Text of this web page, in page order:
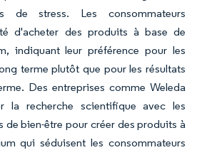
de stress. Les consommateurs
d'acheter des produits à base de
indiquant leur préférence pour les
terme plutôt que pour les résultats
Des entreprises comme Weleda
la recherche scientifique avec les
de bien-être pour créer des produits à
qui séduisent les consommateurs